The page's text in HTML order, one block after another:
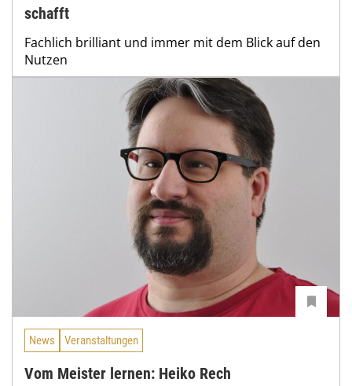
schafft
Fachlich brilliant und immer mit dem Blick auf den
Nutzen
News Veranstaltungen
Vom Meister lernen: Heiko Rech